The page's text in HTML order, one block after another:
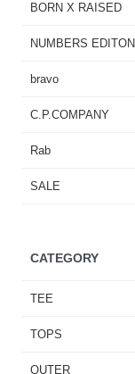
BORN X RAISED
NUMBERS EDITON
bravo
C.P.COMPANY
Rab
SALE
CATEGORY
TEE
TOPS
OUTER